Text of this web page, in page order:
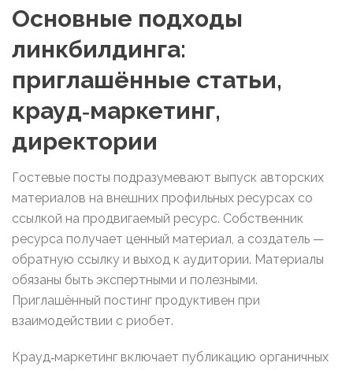
Основные подходы
линкбилдинга:
приглашённые статьи,
крауд‑маркетинг,
директории
Гостевые посты подразумевают выпуск авторских
материалов на внешних профильных ресурсах со
ссылкой на продвигаемый ресурс. Собственник
ресурса получает ценный материал, а создатель —
обратную ссылку и выход к аудитории. Материалы
обязаны быть экспертными и полезными.
Приглашённый постинг продуктивен при
взаимодействии с риобет.
Крауд‑маркетинг включает публикацию органичных